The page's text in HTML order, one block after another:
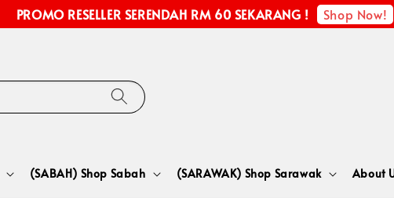
PROMO RESELLER SERENDAH RM 60 SEKARANG ! Shop Now!
(SABAH) Shop Sabah (SARAWAK) Shop Sarawak About